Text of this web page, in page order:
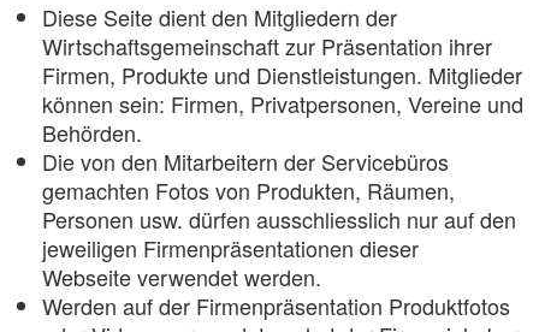
Diese Seite dient den Mitgliedern der
Wirtschaftsgemeinschaft zur Präsentation ihrer
Firmen, Produkte und Dienstleistungen. Mitglieder
können sein: Firmen, Privatpersonen, Vereine und
Behörden.
Die von den Mitarbeitern der Servicebüros
gemachten Fotos von Produkten, Räumen,
Personen usw. dürfen ausschliesslich nur auf den
jeweiligen Firmenpräsentationen dieser
Webseite verwendet werden.
Werden auf der Firmenpräsentation Produktfotos